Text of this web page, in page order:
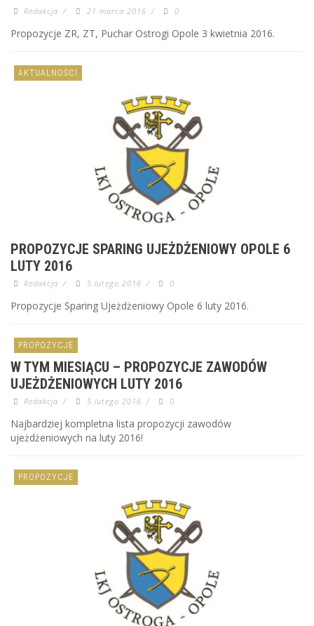
Redakcja / 21 marca 2016 / 0
Propozycje ZR, ZT, Puchar Ostrogi Opole 3 kwietnia 2016.
AKTUALNOŚCI
PROPOZYCJE SPARING UJEŻDŻENIOWY OPOLE 6
LUTY 2016
Redakcja / 5 lutego 2016 / 0
Propozycje Sparing Ujeżdżeniowy Opole 6 luty 2016.
PROPOZYCJE
W TYM MIESIĄCU – PROPOZYCJE ZAWODÓW
UJEŻDŻENIOWYCH LUTY 2016
Redakcja / 5 lutego 2016 / 0
Najbardziej kompletna lista propozycji zawodów
ujeżdżeniowych na luty 2016!
PROPOZYCJE